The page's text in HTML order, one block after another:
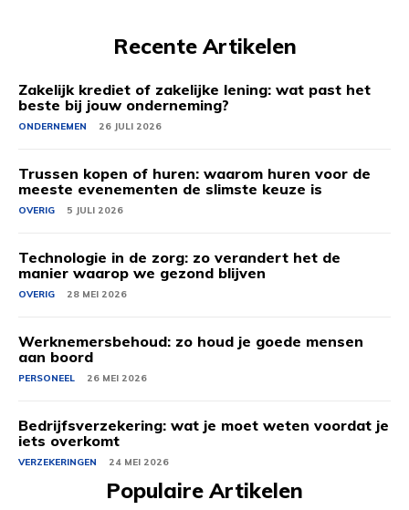
Recente Artikelen
Zakelijk krediet of zakelijke lening: wat past het
beste bij jouw onderneming?
ONDERNEMEN 26 JULI 2026
Trussen kopen of huren: waarom huren voor de
meeste evenementen de slimste keuze is
OVERIG 5 JULI 2026
Technologie in de zorg: zo verandert het de
manier waarop we gezond blijven
OVERIG 28 MEI 2026
Werknemersbehoud: zo houd je goede mensen
aan boord
PERSONEEL 26 MEI 2026
Bedrijfsverzekering: wat je moet weten voordat je
iets overkomt
VERZEKERINGEN 24 MEI 2026
Populaire Artikelen